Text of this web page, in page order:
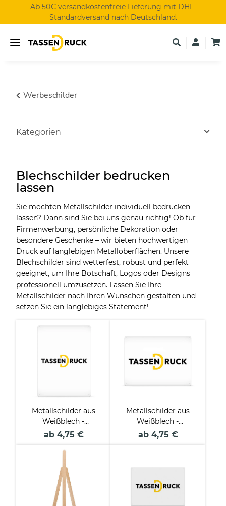
Ab 50€ versandkostenfreie Lieferung mit DHL-
Standardversand nach Deutschland.
Werbeschilder
Blechschilder bedrucken
lassen
Sie möchten Metallschilder individuell bedrucken
lassen? Dann sind Sie bei uns genau richtig! Ob für
Firmenwerbung, persönliche Dekoration oder
besondere Geschenke – wir bieten hochwertigen
Druck auf langlebigen Metalloberflächen. Unsere
Blechschilder sind wetterfest, robust und perfekt
geeignet, um Ihre Botschaft, Logos oder Designs
professionell umzusetzen. Lassen Sie Ihre
Metallschilder nach Ihren Wünschen gestalten und
setzen Sie ein langlebiges Statement!
Metallschilder aus
Weißblech -
Hochformat - 4
ab 4,75 €
Metallschilder aus
Weißblech -
Querformat - 4
ab 4,75 €
Kategorien